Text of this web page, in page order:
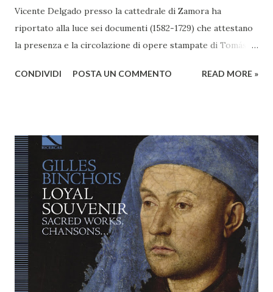
Vicente Delgado presso la cattedrale di Zamora ha
riportato alla luce sei documenti (1582-1729) che attestano
la presenza e la circolazione di opere stampate di Tomás
(1576) e l’Officium defunctorum (1605). Queste fonti, finora
provinciali nella ricezione del repertorio polifonico. Il
meticoloso lavoro di Delgado aggiunge così un tassello
prezioso alla conoscenza della diffusione delle opere di
Victoria nella Castiglia settentrionale. Nel cuore della
Castiglia nordoccidentale, l’archivio della cattedrale di
Zamora restituisce una testimonianza preziosa e in parte
sorprendente della diffusione e della ricezione dell’opera di
Tomás Luis de Victoria, massimo esponente della polifonia
sacra spagnola del t...
CONDIVIDI POSTA UN COMMENTO READ MORE »